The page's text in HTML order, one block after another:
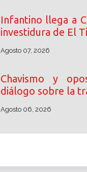
Infantino llega a
investidura de El
Agosto 07, 2026
Chavismo y
diálogo sobre la
Agosto 06, 2026